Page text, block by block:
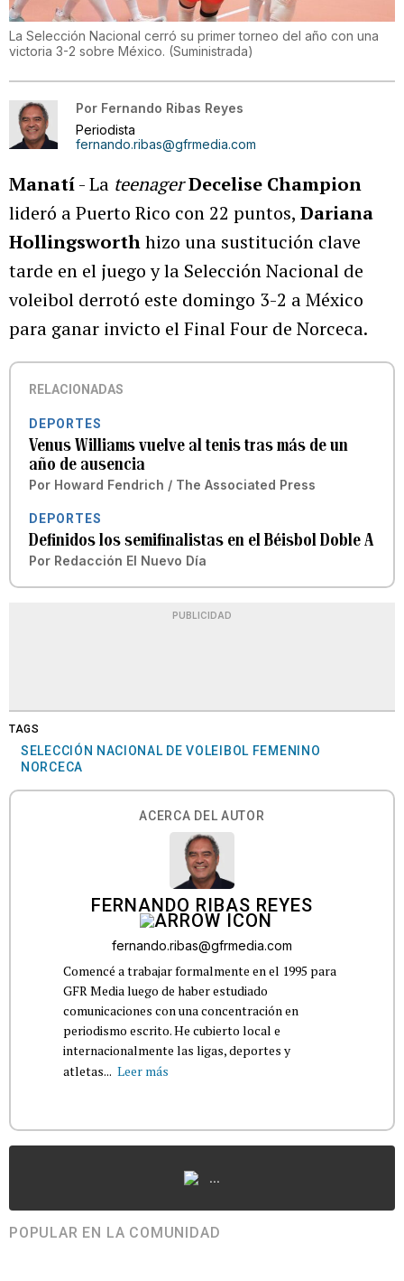
La Selección Nacional cerró su primer torneo del año con una
victoria 3-2 sobre México. (Suministrada)
Por Fernando Ribas Reyes
Periodista
fernando.ribas@gfrmedia.com
Manatí- La teenagerDecelise Champion
lideró a Puerto Rico con 22 puntos, Dariana
Hollingsworthhizo una sustitución clave
tarde en el juego y la Selección Nacional de
voleibol derrotó este domingo 3-2 a México
para ganar invicto el Final Four de Norceca.
RELACIONADAS
DEPORTES
Venus Williams vuelve al tenis tras más de un
año de ausencia
Por Howard Fendrich / The Associated Press
DEPORTES
Definidos los semifinalistas en el Béisbol Doble A
Por Redacción El Nuevo Día
PUBLICIDAD
TAGS
SELECCIÓN NACIONAL DE VOLEIBOL FEMENINO
NORCECA
ACERCA DEL AUTOR
FERNANDO RIBAS REYES
fernando.ribas@gfrmedia.com
Comencé a trabajar formalmente en el 1995 para
GFR Media luego de haber estudiado
comunicaciones con una concentración en
periodismo escrito. He cubierto local e
internacionalmente las ligas, deportes y
atletas... Leer más
...
POPULAR EN LA COMUNIDAD